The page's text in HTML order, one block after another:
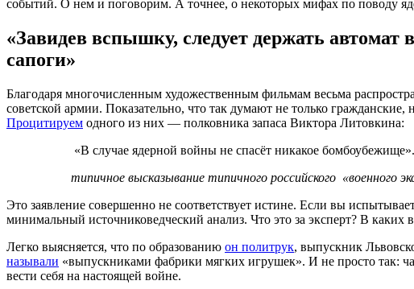
событий. О нем и поговорим. А точнее, о некоторых мифах по поводу
«Завидев вспышку, следует держать
сапоги»
Благодаря многочисленным художественным фильмам весьма
советской армии. Показательно, что так думают не только
Процитируем одного из них — полковника запаса Виктора Литовкина:
«В случае ядерной войны не спасёт никакое бомбоубежище».
типичное высказывание типичного российского «военного
Это заявление совершенно не соответствует истине. Если вы
минимальный источниковедческий анализ. Что это за эксперт? В каких
Легко выясняется, что по образованию он политрук, выпускник
называли «выпускниками фабрики мягких игрушек». И не просто так:
вести себя на настоящей войне.